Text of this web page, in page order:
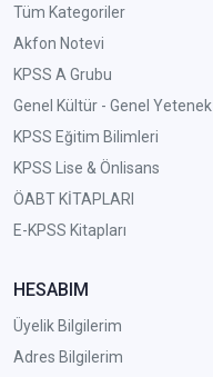
Tüm Kategoriler
Akfon Notevi
KPSS A Grubu
Genel Kültür - Genel Yetenek
KPSS Eğitim Bilimleri
KPSS Lise & Önlisans
ÖABT KİTAPLARI
E-KPSS Kitapları
HESABIM
Üyelik Bilgilerim
Adres Bilgilerim